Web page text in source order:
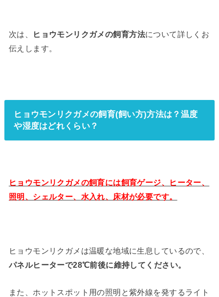
次は、 ヒョウモンリクガメの飼育方法について詳しくお
伝えします。
ヒョウモンリクガメの飼育(飼い方)方法は？温度
や湿度はどれくらい？
ヒョウモンリクガメの飼育には飼育ゲージ、ヒーター、
照明、シェルター、水入れ、床材が必要です。
ヒョウモンリクガメは温暖な地域に生息しているので、
パネルヒーターで28℃前後に維持してください。
また、ホットスポット用の照明と紫外線を発するライト